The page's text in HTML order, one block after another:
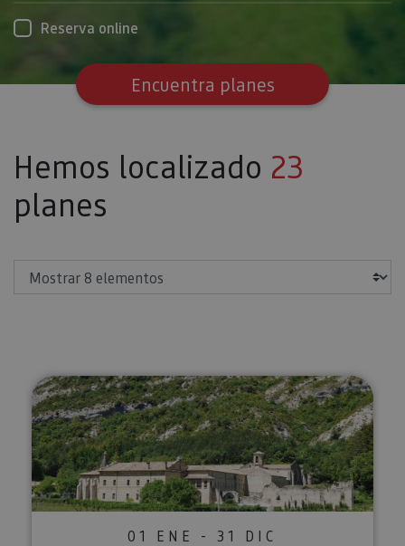
Reserva online
Encuentra planes
Hemos localizado 23
planes
Visita guiada Cañón río Iranzu y
01 ENE - 31 DIC